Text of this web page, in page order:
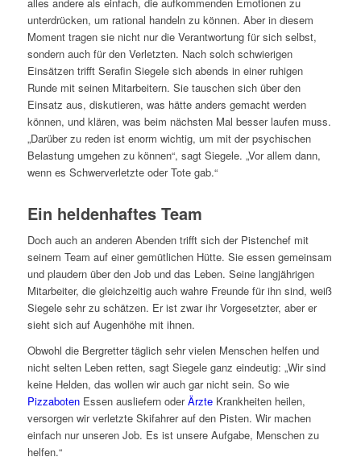
unterdrücken, um rational handeln zu können. Aber in diesem
Moment tragen sie nicht nur die Verantwortung für sich selbst,
sondern auch für den Verletzten. Nach solch schwierigen
Einsätzen trifft Serafin Siegele sich abends in einer ruhigen
Runde mit seinen Mitarbeitern. Sie tauschen sich über den
Einsatz aus, diskutieren, was hätte anders gemacht werden
können, und klären, was beim nächsten Mal besser laufen muss.
„Darüber zu reden ist enorm wichtig, um mit der psychischen
Belastung umgehen zu können“, sagt Siegele. „Vor allem dann,
wenn es Schwerverletzte oder Tote gab.“
Ein heldenhaftes Team
Doch auch an anderen Abenden trifft sich der Pistenchef mit
seinem Team auf einer gemütlichen Hütte. Sie essen gemeinsam
und plaudern über den Job und das Leben. Seine langjährigen
Mitarbeiter, die gleichzeitig auch wahre Freunde für ihn sind, weiß
Siegele sehr zu schätzen. Er ist zwar ihr Vorgesetzter, aber er
sieht sich auf Augenhöhe mit ihnen.
Obwohl die Bergretter täglich sehr vielen Menschen helfen und
nicht selten Leben retten, sagt Siegele ganz eindeutig: „Wir sind
keine Helden, das wollen wir auch gar nicht sein. So wie
PizzabotenEssen ausliefern oderÄrzteKrankheiten heilen,
versorgen wir verletzte Skifahrer auf den Pisten. Wir machen
einfach nur unseren Job. Es ist unsere Aufgabe, Menschen zu
helfen.“